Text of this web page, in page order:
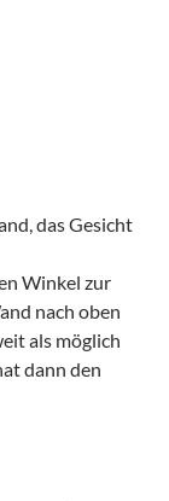
das Gesicht
Winkel zur
nach oben
als möglich
dann den